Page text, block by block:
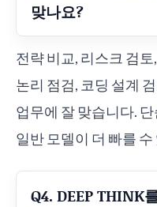
맞나요?
전략 비교, 리스크 검
논리 점검, 코딩 설계
업무에 잘 맞습니다.
일반 모델이 더 빠를
Q4. DEEP THINK